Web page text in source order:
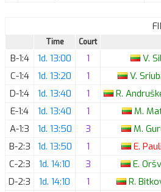
Time Court
B-1:4 1d. 13:00 1 V.
C-1:4
1d. 13:20 1 V.
D-1:4
1d. 13:40 1 R.
E-1:4
1d. 13:40 1 M.
A-1:3
1d. 13:50 3 M.
B-2:3
1d. 13:50 1 E.
C-2:3
1d. 14:10 3 E.
D-2:3
1d. 14:10 1 R.